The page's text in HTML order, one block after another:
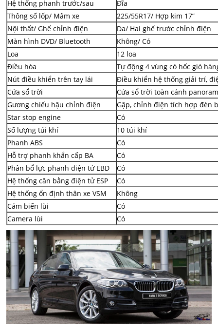
Hệ thống phanh trước/sau
Đĩa
Thông số lốp/ Mâm xe
225/55R17/ Hợp kim 17”
Nội thất/ Ghế chỉnh điện
Da/ Hai ghế trước chỉnh điện
Màn hình DVD/ Bluetooth
Không/ Có
Loa
12 loa
Điều hòa
Tự động 4 vùng có hốc gió
Nút điều khiển trên tay lái
Điều khiển hệ thống giải trí,
Cửa sổ trời
Cửa sổ trời toàn cảnh
Gương chiếu hậu chỉnh điện
Gập, chỉnh điện tích hợp đèn
Star stop engine
Có
Số lượng túi khí
10 túi khí
Phanh ABS
Có
Hỗ trợ phanh khẩn cấp BA
Có
Phân bổ lực phanh điện tử EBD
Có
Hệ thống cân bằng điện tử ESP
Có
Hệ thống ổn định thân xe VSM
Không
Cảm biến lùi
Có
Camera lùi
Có